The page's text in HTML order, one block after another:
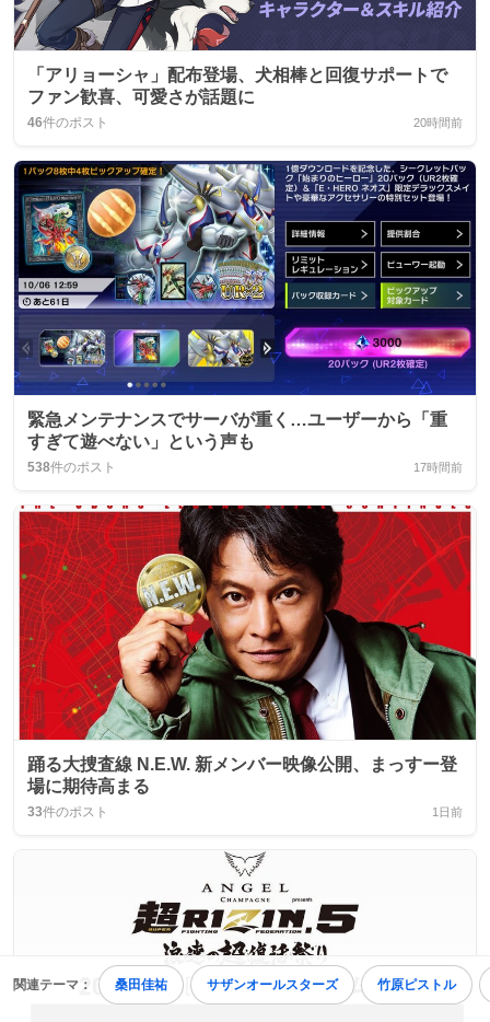
関連テーマ： 桑田佳祐 サザンオールスターズ 竹原ピストル
「アリョーシャ」配布登場、犬相棒と回復サポートで
ファン歓喜、可愛さが話題に
46件のポスト 20時間前
緊急メンテナンスでサーバが重く…ユーザーから「重
すぎて遊べない」という声も
538件のポスト 17時間前
踊る大捜査線 N.E.W. 新メンバー映像公開、まっすー登
場に期待高まる
33件のポスト 1日前